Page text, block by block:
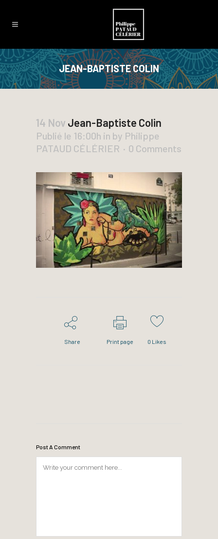
JEAN-BAPTISTE COLIN
14 Nov Jean-Baptiste Colin
Publié le 16:00h in by Philippe
PATAUD CÉLÉRIER
0 Comments
Share Print page 0 Likes
Post A Comment